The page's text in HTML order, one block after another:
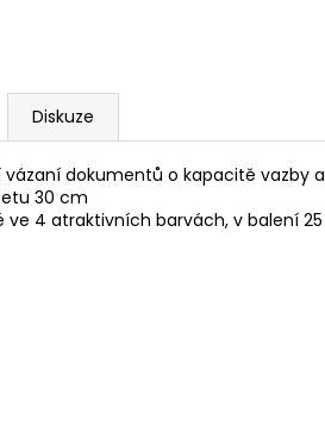
Diskuze
vázaní dokumentů o kapacitě vazby
30 cm
ve 4 atraktivních barvách, v balení 25